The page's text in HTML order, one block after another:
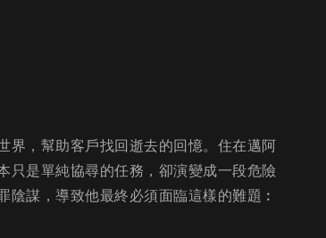
界，幫助客戶找回逝去的回憶。住在邁阿
是單純協尋的任務，卻演變成一段危險
謀，導致他最終必須面臨這樣的難題︰